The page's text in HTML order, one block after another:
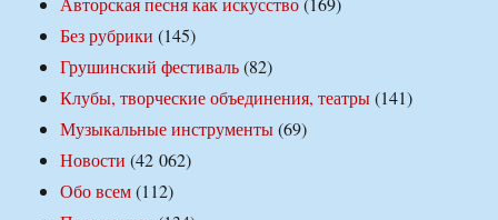
Без рубрики (145)
Грушинский фестиваль(82)
Клубы, творческие объединения, театры(141)
Музыкальные инструменты(69)
Новости (42 062)
Обо всем(112)